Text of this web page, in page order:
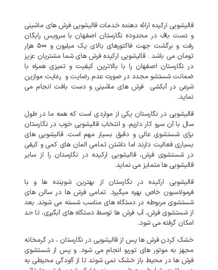
قالیشویی ارکیده ارائه دهنده خدمات قالیشویی فرش های ماشینی
و دست باف در محدوده نگارستان اصفهان با سرویس رایگان
رفت و برگشت جهت فاکتورهای بالای یک میلیون و 500 هزار
تومان می باشد . قالیشویی ارکیده فرش های شما مشتریان عزیز
در نگارستان اصفهان را با بالاترین کیفیت و تمیزی همراه با
ضمانت شستشو مجدد در صورت عدم رضایت و رعایت موازین
شرعی در آبکشی فرش های ماشینی و دست بافت انجام می
نماید.
قالیشویی در نگارستان یکی از مواردی است که همه ما در طول
سال با آن سرو کار داریم. و انتخاب قالیشویی خوب در نگارستان
برای شستشوی عالی و دقیق بسیار مهم است. قالیشویی های
بسیاری فعالیت دارند اما داشتن تمامی المان های کمی و کیفی
در شستشوی فرش، قالیشویی ارکیده در نگارستان را از سایر
قالیشویی ها متمایز می نماید.
قالیشویی ارکیده در نگارستان از بهترین شوینده ها و با
فرمولاسیون خاص بهره میگیرد. تمامی فرش ها در سالن های
شستشوی مربوطه در دستگاه های مناسب شسته می شوند. بعد
از شستشوی فرش، آب فرش ها توسط دستگاه های آبگیری، تا حد
امکان گرفته می شود.
خشک کردن فرش ها پس از قالیشویی در نگارستان ، در گرمخانه
مجهز به موتور های توربو انجام می شود. و پس از شستشوی
فرش ها در محیط باز خشک نمی شوند تا از آلودگی محیطی به